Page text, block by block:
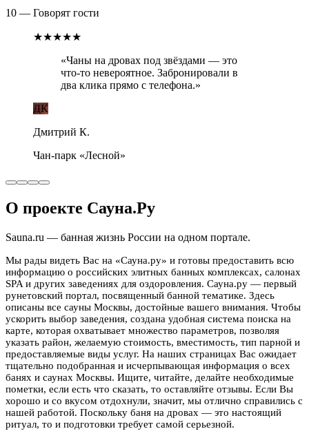
10 — Говорят гости
★★★★★
«Чаны на дровах под звёздами — это
что-то невероятное. Забронировали в
два клика прямо с телефона.»
ДК
Дмитрий К.
Чан-парк «Лесной»
О проекте Сауна.Ру
Sauna.ru — банная жизнь России на одном портале.
Мы рады видеть Вас на «Сауна.ру» и готовы предоставить всю
информацию о российских элитных банных комплексах, салонах
SPA и других заведениях для оздоровления. Сауна.ру — первый
рунетовский портал, посвященный банной тематике. Здесь
описаны все сауны Москвы, достойные вашего внимания. Чтобы
ускорить выбор заведения, создана удобная система поиска на
карте, которая охватывает множество параметров, позволяя
указать район, желаемую стоимость, вместимость, тип парной и
предоставляемые виды услуг. На наших страницах Вас ожидает
тщательно подобранная и исчерпывающая информация о всех
банях и саунах Москвы. Ищите, читайте, делайте необходимые
пометки, если есть что сказать, то оставляйте отзывы. Если Вы
хорошо и со вкусом отдохнули, значит, мы отлично справились с
нашей работой. Поскольку баня на дровах — это настоящий
ритуал, то и подготовки требует самой серьезной.